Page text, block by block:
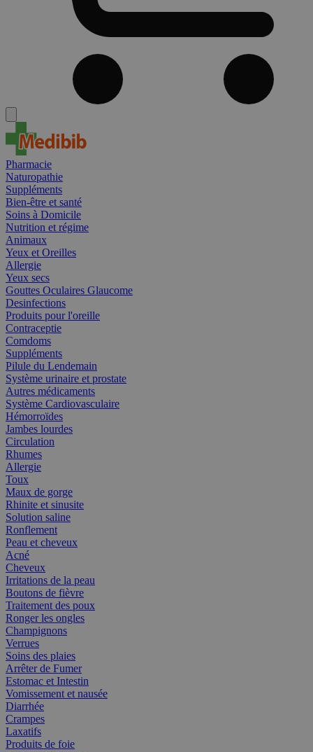
Pharmacie
Naturopathie
Suppléments
Bien-être et santé
Soins à Domicile
Nutrition et régime
Animaux
Yeux et Oreilles
Allergie
Yeux secs
Gouttes Oculaires Glaucome
Desinfections
Produits pour l'oreille
Contraceptie
Comdoms
Suppléments
Pilule du Lendemain
Système urinaire et prostate
Autres médicaments
Système Cardiovasculaire
Hémorroïdes
Jambes lourdes
Circulation
Rhumes
Allergie
Toux
Maux de gorge
Rhinite et sinusite
Solution saline
Ronflement
Peau et cheveux
Acné
Cheveux
Irritations de la peau
Boutons de fièvre
Traitement des poux
Ronger les ongles
Champignons
Verrues
Soins des plaies
Arrêter de Fumer
Estomac et Intestin
Vomissement et nausée
Diarrhée
Crampes
Laxatifs
Produits de foie